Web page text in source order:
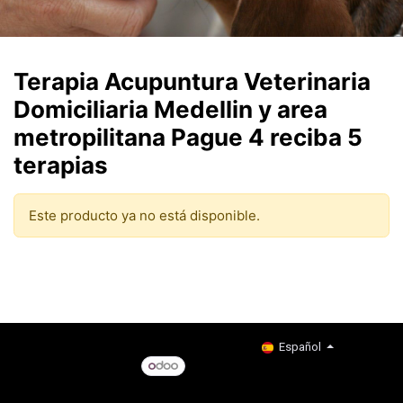
Terapia Acupuntura Veterinaria
Domiciliaria Medellin y area
metropilitana Pague 4 reciba 5
terapias
Este producto ya no está disponible.
Español
Con tecnología de - El #1